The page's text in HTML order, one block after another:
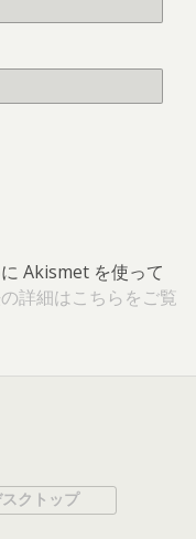
Akismet を使って
詳細はこちらをご覧
クトップ